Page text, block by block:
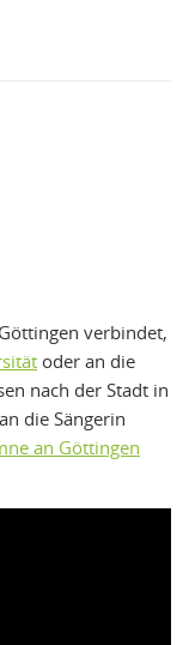
verbindet,
oder an die
nach der Stadt in
die Sängerin
an Göttingen